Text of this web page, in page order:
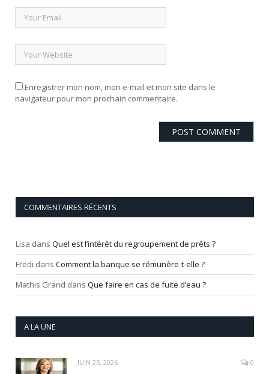
Enregistrer mon nom, mon e-mail et mon site dans le
navigateur pour mon prochain commentaire.
COMMENTAIRES RÉCENTS
Lisa dans Quel est l’intérêt du regroupement de prêts ?
Fredi dans Comment la banque se rémunère-t-elle ?
Mathis Grand dans Que faire en cas de fuite d’eau ?
A LA UNE
JUIN 25, 2026 0